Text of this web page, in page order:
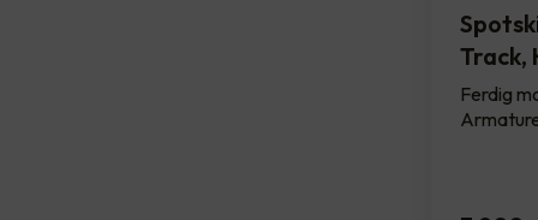
Track,
Ferdig